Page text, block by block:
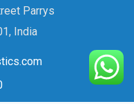
Parrys
India